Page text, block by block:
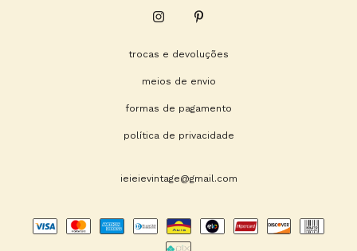
trocas e devoluções
meios de envio
formas de pagamento
política de privacidade
ieieievintage@gmail.com